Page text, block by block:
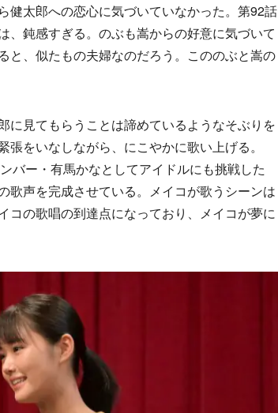
健太郎への恋心に気づいていなかった。第92話
、鈍感すぎる。のぶも嵩からの好意に気づいて
と、似たもの夫婦なのだろう。こののぶと嵩の
見てもらうことは諦めているようなそぶりを
をいなしながら、にこやかに歌い上げる。
バー・有馬かなとしてアイドルにも挑戦した
歌声を完成させている。メイコが歌うシーンは
コの歌唱の到達点になっており、メイコが夢に